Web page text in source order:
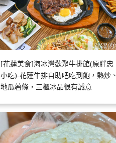
[花蓮美食]海冰灣歡聚牛排館(原胖忠
小吃)-花蓮牛排自助吧吃到飽，熱炒、
地瓜薯條，三櫃冰品很有誠意